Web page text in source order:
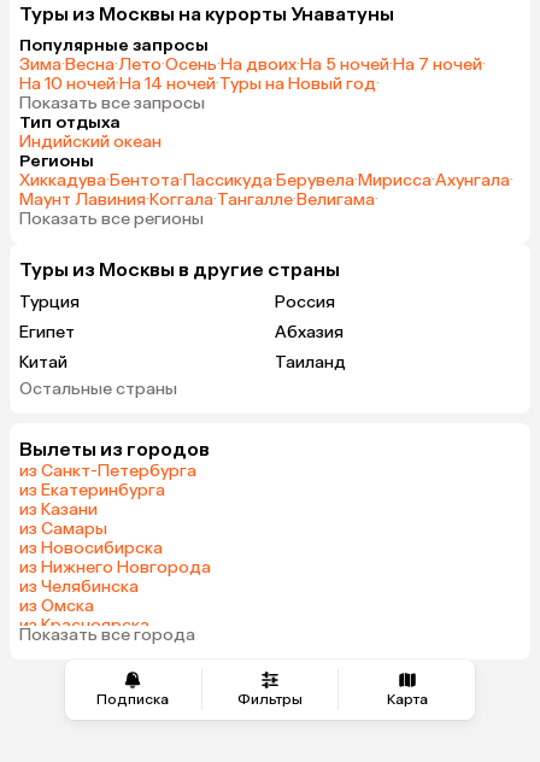
Подписка Фильтры Карта
Туры из Москвы на курорты Унаватуны
Популярные запросы
Зима·Весна·Лето·Осень·На двоих·На 5 ночей·На 7 ночей·
На 10 ночей·На 14 ночей·Туры на Новый год·
Показать все запросы
Тип отдыха
Индийский океан
Регионы
Хиккадува·Бентота·Пассикуда·Берувела·Мирисса·Ахунгала·
Маунт Лавиния·Коггала·Тангалле·Велигама·
Показать все регионы
Туры из Москвы в другие страны
Турция
Россия
Египет
Абхазия
Китай
Таиланд
ОАЭ
Грузия
Индонезия
Шри-Ланка
Казахстан
Узбекистан
Черногория
Сербия
Катар
Южная Корея
Малайзия
Иордания
Остальные страны
Вылеты из городов
из Санкт-Петербурга
из Екатеринбурга
из Казани
из Самары
из Новосибирска
из Нижнего Новгорода
из Челябинска
из Омска
из Красноярска
из Волгограда
Показать все города